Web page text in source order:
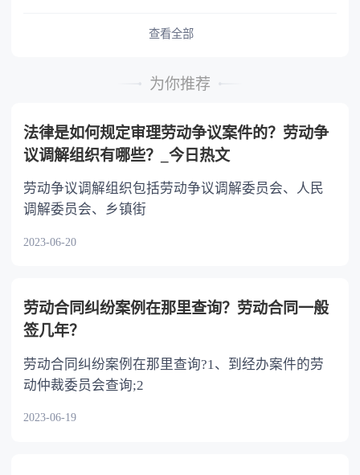
或者与被继承人共同生活的继承人，分配遗产
的继承人，不尽扶养义务的，分配遗产时，应当
查看全部
为你推荐
法律是如何规定审理劳动争议案件的？劳动争
议调解组织有哪些？_今日热文
劳动争议调解组织包括劳动争议调解委员会、人民
调解委员会、乡镇街
2023-06-20
劳动合同纠纷案例在那里查询？劳动合同一般
签几年？
劳动合同纠纷案例在那里查询?1、到经办案件的劳
动仲裁委员会查询;2
2023-06-19